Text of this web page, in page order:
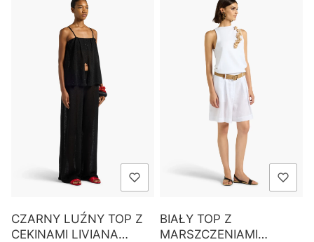
CZARNY LUŹNY TOP Z
CEKINAMI LIVIANA
BIAŁY TOP Z
MARSZCZENIAMI